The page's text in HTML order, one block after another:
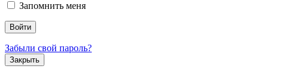
Запомнить меня
Забыли свой пароль?
Закрыть